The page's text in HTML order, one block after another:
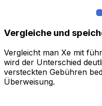
Vergleiche und
Vergleicht man Xe mit
wird der Unterschied
versteckten Gebühren
Überweisung.